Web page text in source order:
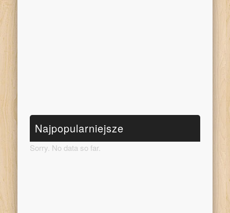
Najpopularniejsze
Sorry. No data so far.